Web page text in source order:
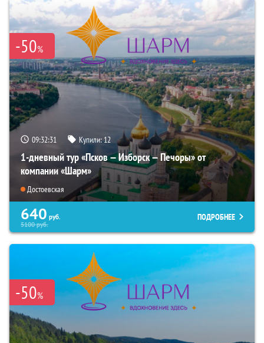
-50%
09:32:30 Купили:12
1-дневный тур «Псков — Изборск — Печоры» от
компании «Шарм»
Достоевская
640 руб.
5100руб.
ПОДРОБНЕЕ
-50%